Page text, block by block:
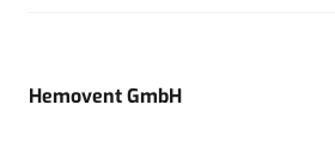
Hemovent GmbH